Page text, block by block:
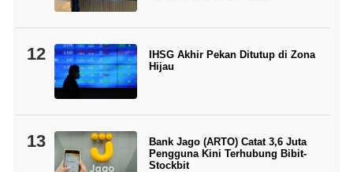
12
IHSG Akhir Pekan Ditutup di Zona
Hijau
13
Bank Jago (ARTO) Catat 3,6 Juta
Pengguna Kini Terhubung Bibit-
Stockbit